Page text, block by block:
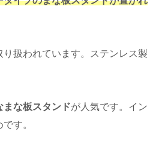
り扱われています。ステンレス製
まな板スタンドが人気です。イン
す。